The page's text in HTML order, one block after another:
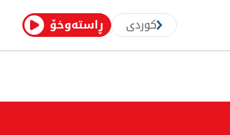
ڕاستەوخۆ کوردی